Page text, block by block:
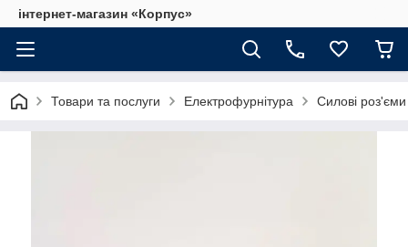
інтернет-магазин «Корпус»
Товари та послуги Електрофурнітура Силові роз'єми